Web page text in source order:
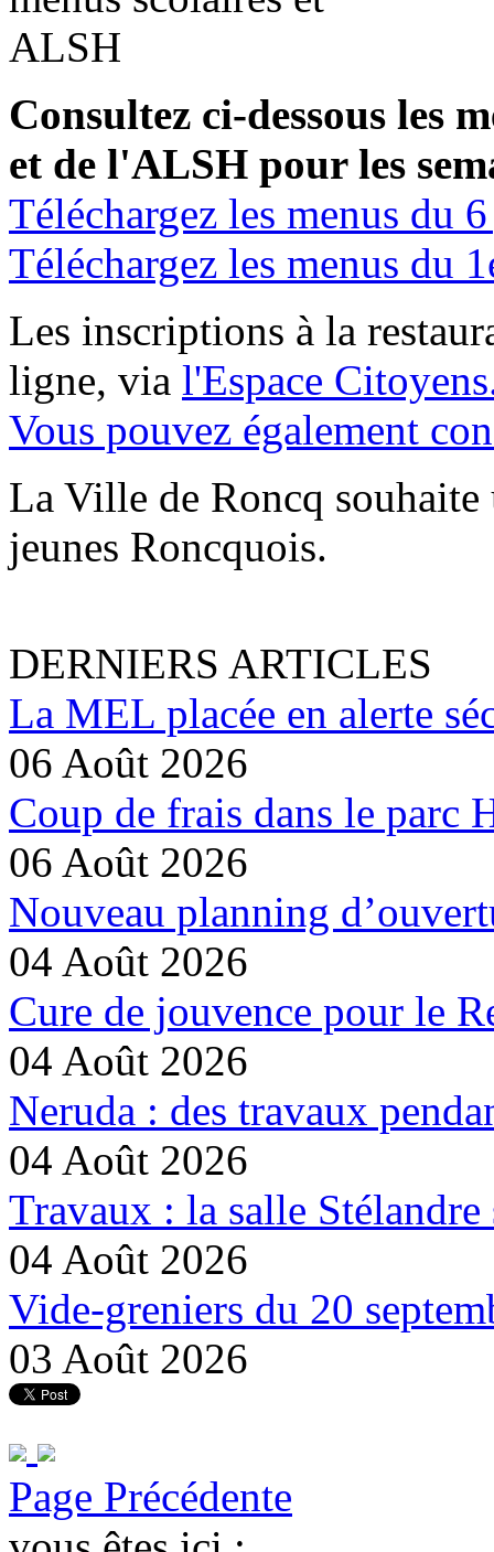
Consultez ci-dessous les
et de l'ALSH pour les
Téléchargez les menus du
Téléchargez les menus du
Les inscriptions à la
ligne, via l'Espace
Vous pouvez également
La Ville de Roncq
jeunes Roncquois.
DERNIERS ARTICLES
La MEL placée en alerte
06 Août 2026
Coup de frais dans le parc
06 Août 2026
Nouveau planning
04 Août 2026
Cure de jouvence pour le
04 Août 2026
Neruda : des travaux
04 Août 2026
Travaux : la salle Stélandre
04 Août 2026
Vide-greniers du 20
03 Août 2026
Page Précédente